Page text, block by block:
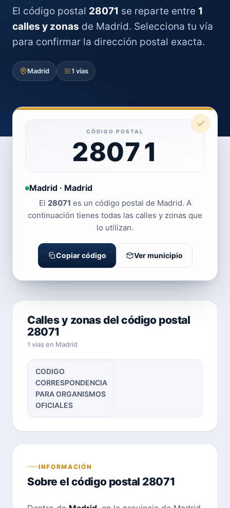
El código postal 28071 se reparte entre 1
calles y zonas de Madrid. Selecciona tu vía
para confirmar la dirección postal exacta.
Madrid 1 vías
CÓDIGO POSTAL
28071
Madrid · Madrid
El 28071 es un código postal de Madrid. A
continuación tienes todas las calles y zonas que
lo utilizan.
Copiar código Ver municipio
Calles y zonas del código postal
28071
1 vías en Madrid
CODIGO
CORRESPONDENCIA
PARA ORGANISMOS
OFICIALES
INFORMACIÓN
Sobre el código postal 28071